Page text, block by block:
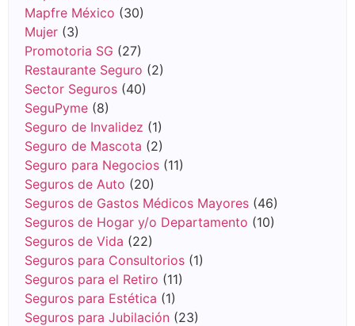
Mapfre México (30)
Mujer (3)
Promotoria SG (27)
Restaurante Seguro (2)
Sector Seguros (40)
SeguPyme (8)
Seguro de Invalidez (1)
Seguro de Mascota (2)
Seguro para Negocios (11)
Seguros de Auto (20)
Seguros de Gastos Médicos Mayores (46)
Seguros de Hogar y/o Departamento (10)
Seguros de Vida (22)
Seguros para Consultorios (1)
Seguros para el Retiro (11)
Seguros para Estética (1)
Seguros para Jubilación (23)